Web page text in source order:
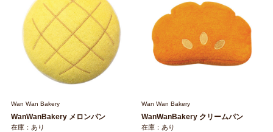
Wan Wan Bakery
WanWanBakery メロンパン
在庫：あり
Wan Wan Bakery
WanWanBakery クリームパン
在庫：あり